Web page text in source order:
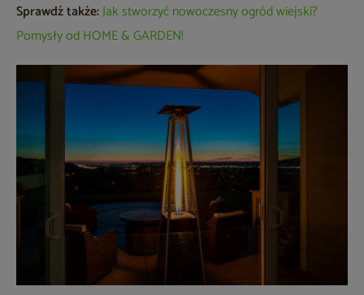
Sprawdź także:Jak stworzyć nowoczesny ogród wiejski?
Pomysły od HOME & GARDEN!